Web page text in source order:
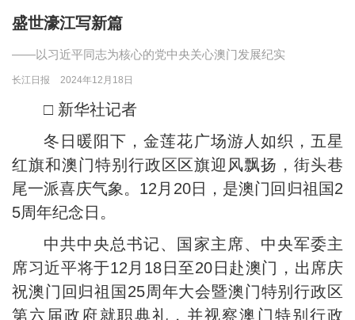
盛世濠江写新篇
——以习近平同志为核心的党中央关心澳门发展纪实
长江日报 2024年12月18日
□ 新华社记者
冬日暖阳下，金莲花广场游人如织，五星
红旗和澳门特别行政区区旗迎风飘扬，街头巷
尾一派喜庆气象。12月20日，是澳门回归祖国2
5周年纪念日。
中共中央总书记、国家主席、中央军委主
席习近平将于12月18日至20日赴澳门，出席庆
祝澳门回归祖国25周年大会暨澳门特别行政区
第六届政府就职典礼，并视察澳门特别行政